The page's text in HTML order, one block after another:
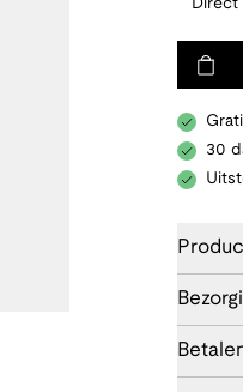
Direct
30